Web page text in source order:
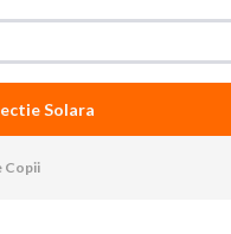
Solara
Copii